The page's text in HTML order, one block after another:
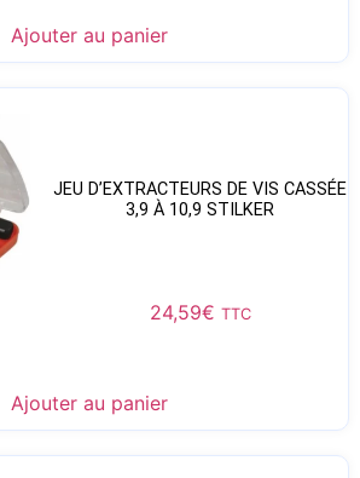
Ajouter au panier
JEU D’EXTRACTEURS DE VIS CASSÉE
3,9 À 10,9 STILKER
24,59€ TTC
Ajouter au panier